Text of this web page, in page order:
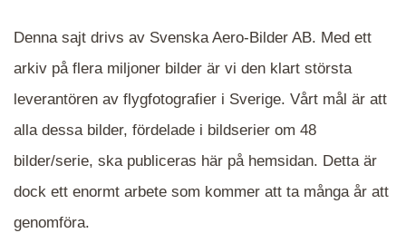
När du ser blåa, röda eller gröna mappar är det
en serie i varje. Dra i kartan för att komma
närmare det område Du söker och klicka på
mappen.
Denna sajt drivs av Svenska Aero-Bilder AB. Med ett
arkiv på flera miljoner bilder är vi den klart största
leverantören av flygfotografier i Sverige. Vårt mål är att
alla dessa bilder, fördelade i bildserier om 48
bilder/serie, ska publiceras här på hemsidan. Detta är
dock ett enormt arbete som kommer att ta många år att
genomföra.